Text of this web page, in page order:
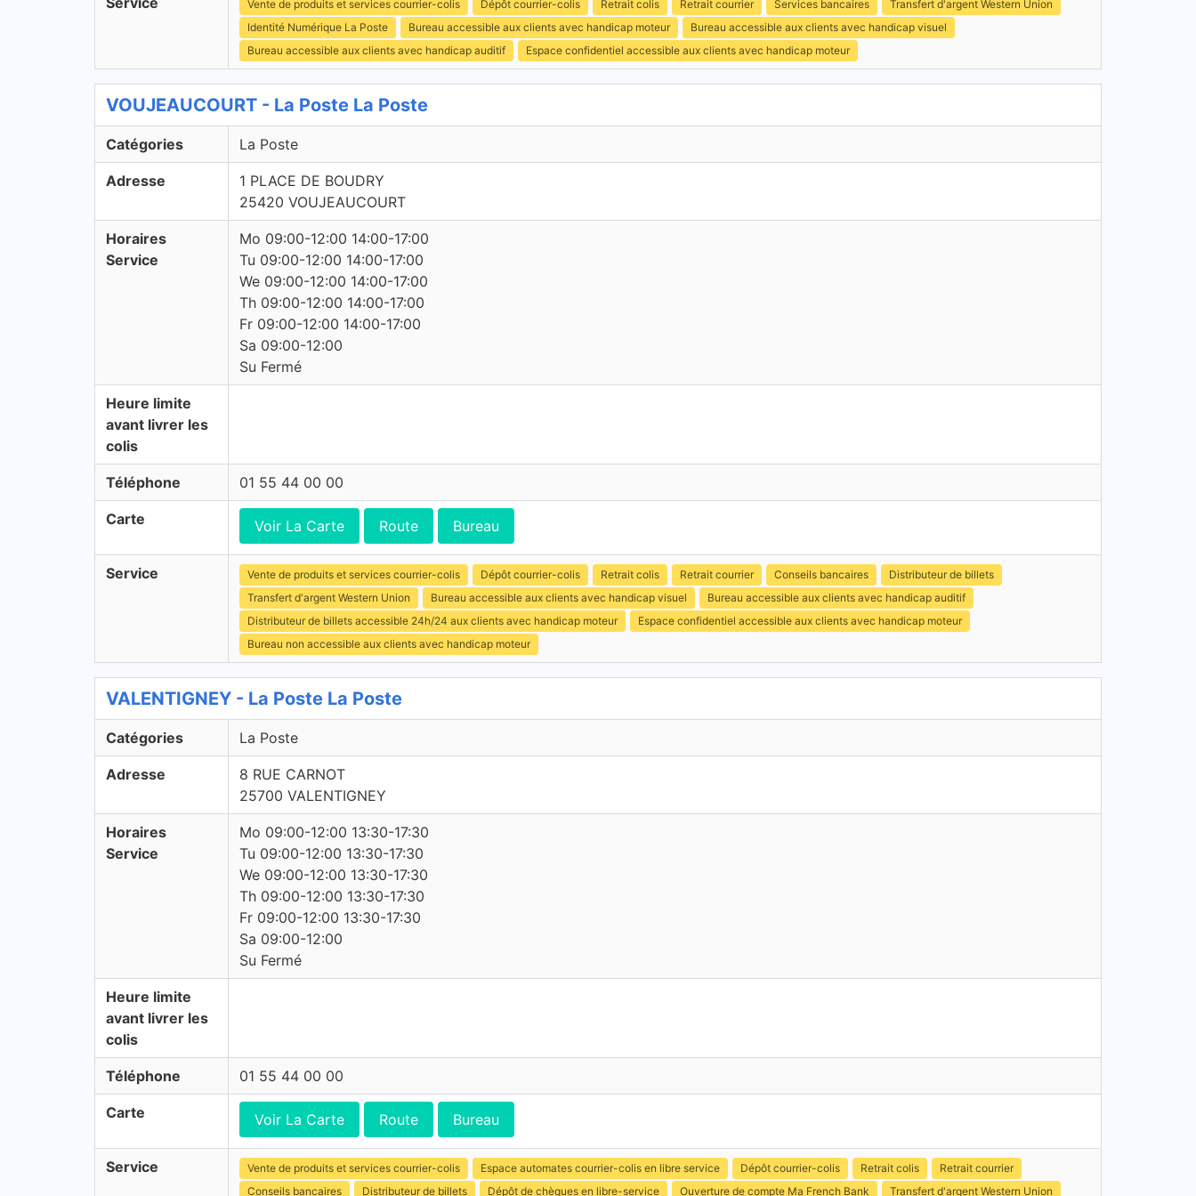
Vente de produits et services courrier-colis Dépôt courrier-colis Retrait colis Retrait courrier Services bancaires
Transfert d'argent Western Union
Identité Numérique La Poste
Bureau accessible aux clients avec handicap moteur
Bureau accessible aux clients avec handicap visuel
Bureau accessible aux clients avec handicap auditif
Espace confidentiel accessible aux clients avec handicap moteur
VOUJEAUCOURT - La Poste La Poste
Catégories La Poste
Adresse
1 PLACE DE BOUDRY
25420 VOUJEAUCOURT
Horaires
Service
Mo 09:00-12:00 14:00-17:00
Tu 09:00-12:00 14:00-17:00
We 09:00-12:00 14:00-17:00
Th 09:00-12:00 14:00-17:00
Fr 09:00-12:00 14:00-17:00
Sa 09:00-12:00
Su Fermé
Heure limite
avant livrer les
colis
Téléphone 01 55 44 00 00
Carte Voir La Carte Route Bureau
Service Vente de produits et services courrier-colis Dépôt courrier-colis Retrait colis Retrait courrier Conseils bancaires
Distributeur de billets
Transfert d'argent Western Union
Bureau accessible aux clients avec handicap visuel
Bureau accessible aux clients avec handicap auditif
Distributeur de billets accessible 24h/24 aux clients avec handicap moteur
Espace confidentiel accessible aux clients avec handicap moteur
Bureau non accessible aux clients avec handicap moteur
VALENTIGNEY - La Poste La Poste
Catégories La Poste
Adresse
8 RUE CARNOT
25700 VALENTIGNEY
Horaires
Service
Mo 09:00-12:00 13:30-17:30
Tu 09:00-12:00 13:30-17:30
We 09:00-12:00 13:30-17:30
Th 09:00-12:00 13:30-17:30
Fr 09:00-12:00 13:30-17:30
Sa 09:00-12:00
Su Fermé
Heure limite
avant livrer les
colis
Téléphone 01 55 44 00 00
Carte Voir La Carte Route Bureau
Service Vente de produits et services courrier-colis Espace automates courrier-colis en libre service Dépôt courrier-colis Retrait colis
Retrait courrier
Conseils bancaires
Distributeur de billets Dépôt de chèques en libre-service Ouverture de compte Ma French Bank Transfert d'argent Western Union